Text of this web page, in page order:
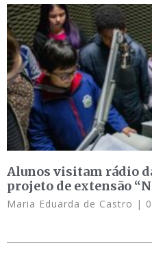
Alunos visitam rádio
projeto de extensão
Maria Eduarda de Castro